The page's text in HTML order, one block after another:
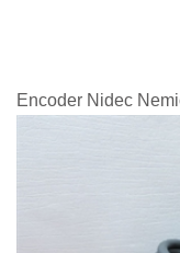
Encoder Nidec